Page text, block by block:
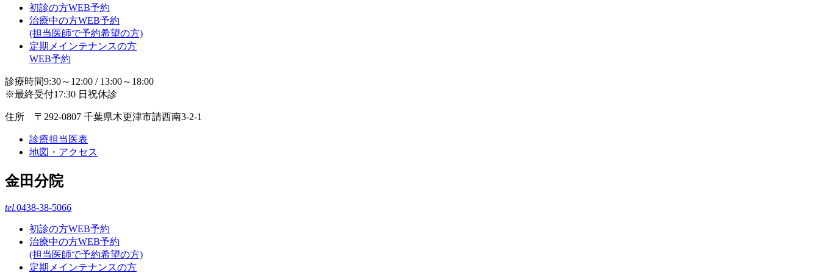
初診の方WEB予約
治療中の方WEB予約
(担当医師で予約希望の方)
定期メインテナンスの方
WEB予約
診療時間9:30～12:00 / 13:00～18:00
※最終受付17:30 日祝休診
住所 〒292-0807 千葉県木更津市請西南3-2-1
診療担当医表
地図・アクセス
金田分院
tel.0438-38-5066
初診の方WEB予約
治療中の方WEB予約
(担当医師で予約希望の方)
定期メインテナンスの方